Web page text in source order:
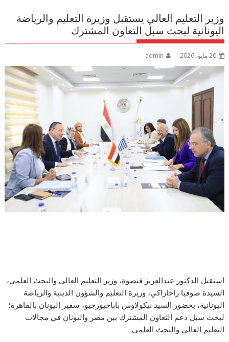
وزير التعليم العالي يستقبل وزيرة التعليم والرياضة
اليونانية لبحث سبل التعاون المشترك
20 مايو، 2026 admin
استقبل الدكتور عبدالعزيز قنصوة، وزير التعليم العالي والبحث العلمي،
السيدة صوفيا زاخاراكي، وزيرة التعليم والشؤون الدينية والرياضة
اليونانية، بحضور السيد نيكولاوس باباجيورجيو، سفير اليونان بالقاهرة؛
لبحث سبل دعم التعاون المشترك بين مصر واليونان في مجالات
التعليم العالي والبحث العلمي.